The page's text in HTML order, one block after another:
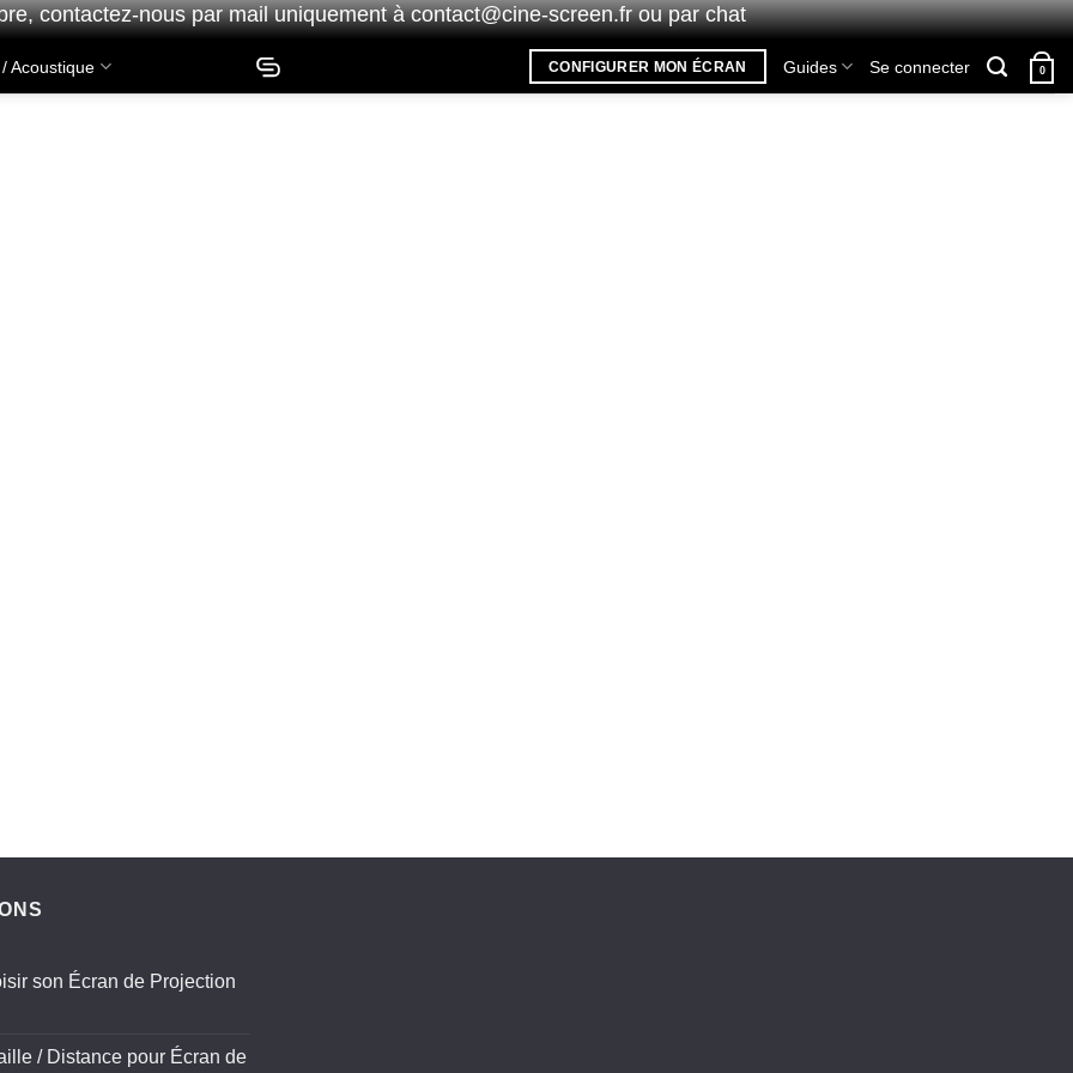
contactez-nouspar mail uniquement àcontact@cine-screen.frou par chat
Acoustique CONFIGURER MON ÉCRAN Guides Se connecter 0
son Écran de Projection
/ Distance pour Écran de